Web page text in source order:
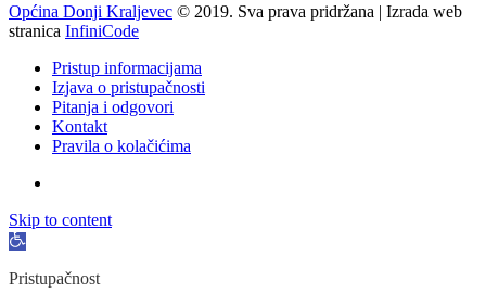
Općina Donji Kraljevec © 2019. Sva prava pridržana | Izrada web
stranica InfiniCode
Pristup informacijama
Izjava o pristupačnosti
Pitanja i odgovori
Kontakt
Pravila o kolačićima
Skip to content
Open
Pristupačnost